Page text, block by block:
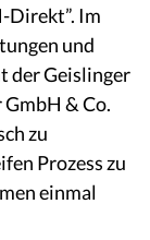
Direkt”. Im
und
der Geislinger
& Co.
zu
Prozess zu
einmal